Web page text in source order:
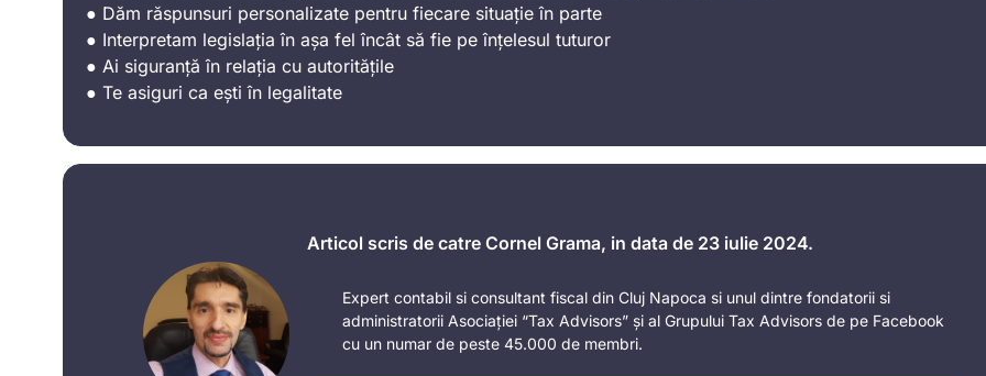
● Dăm răspunsuri personalizate pentru fiecare situație în parte
● Interpretam legislația în așa fel încât să fie pe înțelesul tuturor
● Ai siguranță în relația cu autoritățile
● Te asiguri ca ești în legalitate
Articol scris de catre Cornel Grama, in data de 23 iulie 2024.
Expert contabil si consultant fiscal din Cluj Napoca si unul dintre fondatorii si
administratorii Asociației “Tax Advisors” și al Grupului Tax Advisors de pe Facebook
cu un numar de peste 45.000 de membri.